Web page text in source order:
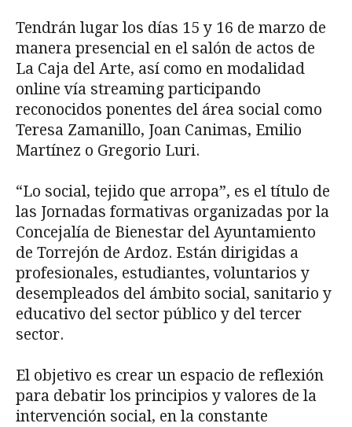
Tendrán lugar los días 15 y 16 de marzo de
manera presencial en el salón de actos de
La Caja del Arte, así como en modalidad
online vía streaming participando
reconocidos ponentes del área social como
Teresa Zamanillo, Joan Canimas, Emilio
Martínez o Gregorio Luri.
“Lo social, tejido que arropa”, es el título de
las Jornadas formativas organizadas por la
Concejalía de Bienestar del Ayuntamiento
de Torrejón de Ardoz. Están dirigidas a
profesionales, estudiantes, voluntarios y
desempleados del ámbito social, sanitario y
educativo del sector público y del tercer
sector.
El objetivo es crear un espacio de reflexión
para debatir los principios y valores de la
intervención social, en la constante